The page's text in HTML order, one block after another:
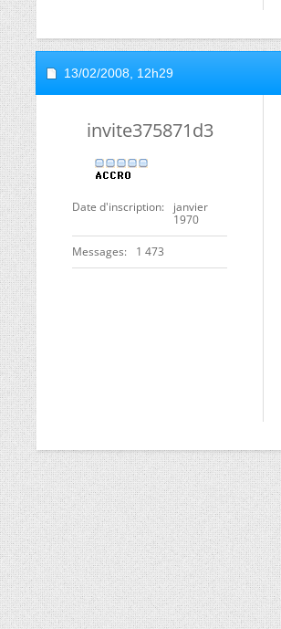
13/02/2008, 12h29
invite375871d3
Date d'inscription
janvier
1970
Messages 1 473